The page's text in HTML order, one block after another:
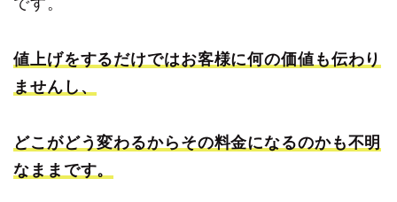
値上げをするだけではお客様に何の価値も伝わり
ませんし、
どこがどう変わるからその料金になるのかも不明
なままです。